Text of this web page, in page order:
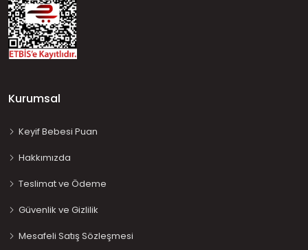
Kurumsal
Keyif Bebesi Puan
Hakkımızda
Teslimat ve Ödeme
Güvenlik ve Gizlilik
Mesafeli Satış Sözleşmesi